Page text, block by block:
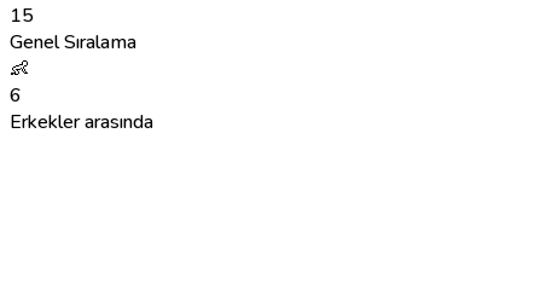
15
Genel Sıralama
👶
6
Erkekler arasında